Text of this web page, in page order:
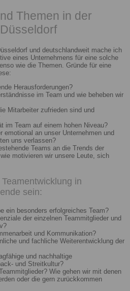
Themen in der
und deutschlandweit mache ich
eines Unternehmens für eine solche
wie die Themen. Gründe für eine
Herausforderungen?
im Team und wie beheben wir
Mitarbeiter zufrieden sind und
im Team auf einem hohen Niveau?
emotional an unser Unternehmen und
uns verlassen?
Teams an die Trends der
motivieren wir unsere Leute, sich
in
sein:
ein besonders erfolgreiches Team?
der einzelnen Teammitglieder und
und Kommunikation?
und fachliche Weiterentwicklung der
und nachhaltige
und Streitkultur?
Wie gehen wir mit denen
oder die gern zurückkommen